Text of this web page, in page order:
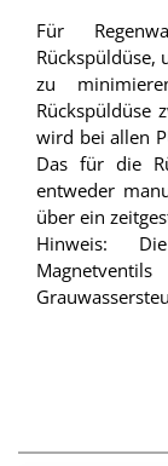
Für
Rückspüldüse,
zu
Rückspüldüse
wird bei allen
Das für die
entweder
über ein
Hinweis: